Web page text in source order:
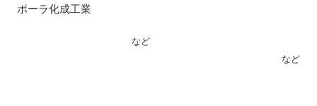
ポーラ化成工業
など
など